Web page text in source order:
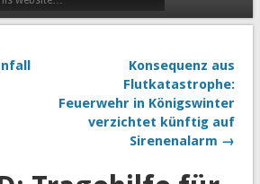
Konsequenz aus
Flutkatastrophe:
Feuerwehr in Königswinter
verzichtet künftig auf
Sirenenalarm →